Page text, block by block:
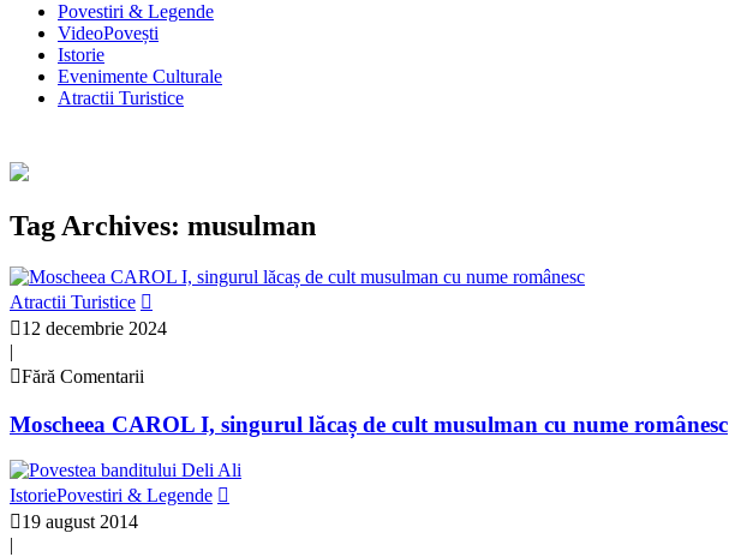
Povestiri & Legende
VideoPovești
Istorie
Evenimente Culturale
Atractii Turistice
Tag Archives: musulman
Atractii Turistice
12 decembrie 2024
|
Fără Comentarii
Moscheea CAROL I, singurul lăcaș de cult musulman cu nume românesc
IstoriePovestiri & Legende
19 august 2014
|